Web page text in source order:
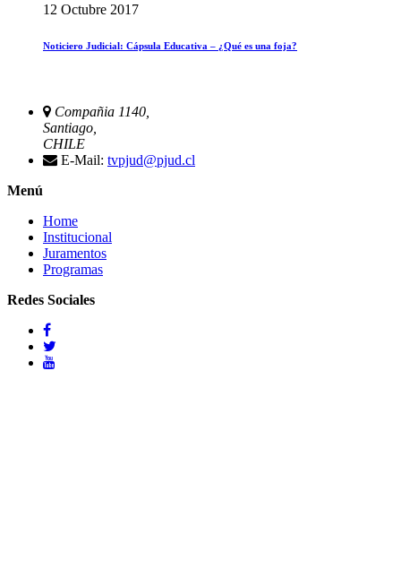
12 Octubre 2017
Noticiero Judicial: Cápsula Educativa – ¿Qué es una foja?
Compañia 1140,
Santiago,
CHILE
E-Mail: tvpjud@pjud.cl
Menú
Home
Institucional
Juramentos
Programas
Redes Sociales